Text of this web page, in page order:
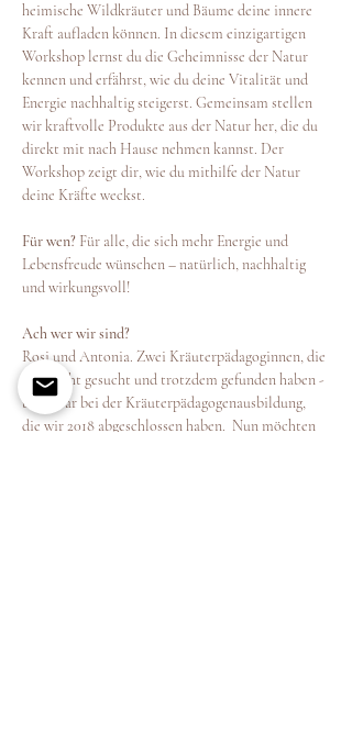
heimische Wildkräuter und Bäume deine innere
Kraft aufladen können. In diesem einzigartigen
Workshop lernst du die Geheimnisse der Natur
kennen und erfährst, wie du deine Vitalität und
Energie nachhaltig steigerst. Gemeinsam stellen
wir kraftvolle Produkte aus der Natur her, die du
direkt mit nach Hause nehmen kannst. Der
Workshop zeigt dir, wie du mithilfe der Natur
deine Kräfte weckst.
Für wen? Für alle, die sich mehr Energie und
Lebensfreude wünschen – natürlich, nachhaltig
und wirkungsvoll!
Ach wer wir sind?
Rosi und Antonia. Zwei Kräuterpädagoginnen, die
sich nicht gesucht und trotzdem gefunden haben -
und zwar bei der Kräuterpädagogenausbildung,
die wir 2018 abgeschlossen haben.  Nun möchten